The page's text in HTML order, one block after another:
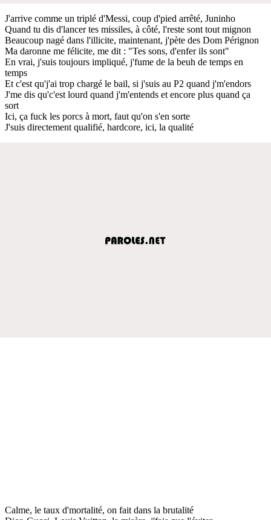
J'arrive comme un triplé d'Messi, coup d'pied arrêté, Juninho
Quand tu dis d'lancer tes missiles, à côté, l'reste sont tout mignon
Beaucoup nagé dans l'illicite, maintenant, j'pète des Dom Pérignon
Ma daronne me félicite, me dit : "Tes sons, d'enfer ils sont"
En vrai, j'suis toujours impliqué, j'fume de la beuh de temps en
temps
Et c'est qu'j'ai trop chargé le bail, si j'suis au P2 quand j'm'endors
J'me dis qu'c'est lourd quand j'm'entends et encore plus quand ça
sort
Ici, ça fuck les porcs à mort, faut qu'on s'en sorte
J'suis directement qualifié, hardcore, ici, la qualité
Calme, le taux d'mortalité, on fait dans la brutalité